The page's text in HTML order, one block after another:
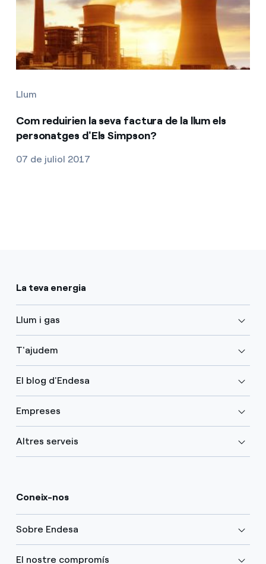
Llum
Com reduirien la seva factura de la llum els
personatges d'Els Simpson?
07 de juliol 2017
La teva energia
Llum i gas
T'ajudem
El blog d'Endesa
Empreses
Altres serveis
Coneix-nos
Sobre Endesa
El nostre compromís